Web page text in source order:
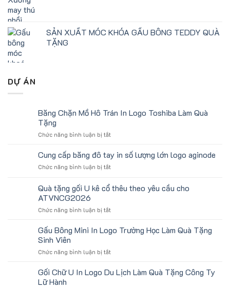
SẢN XUẤT MÓC KHÓA GẤU BÔNG TEDDY QUÀ
TẶNG
DỰ ÁN
Băng Chặn Mồ Hô Trán In Logo Toshiba Làm Quà
Tặng
Chức năng bình luận bị tắtở
Chặn
Mồ
Hô
In
Làm
Tặng
Cung cấp băng đô tay in số lượng lớn logo aginode
Chức năng bình luận bị tắtở
cấp
băng
tay
số
lượng
logo
Quà tặng gối U kê cổ thêu theo yêu cầu cho
ATVNCG2026
Chức năng bình luận bị tắtở
tặng
gối
kê
thêu
theo
Gấu Bông Mini In Logo Trường Học Làm Quà Tặng
Sinh Viên
Chức năng bình luận bị tắtở
Bông
Mini
Gối Chữ U In Logo Du Lịch Làm Quà Tặng Công Ty
Lữ Hành